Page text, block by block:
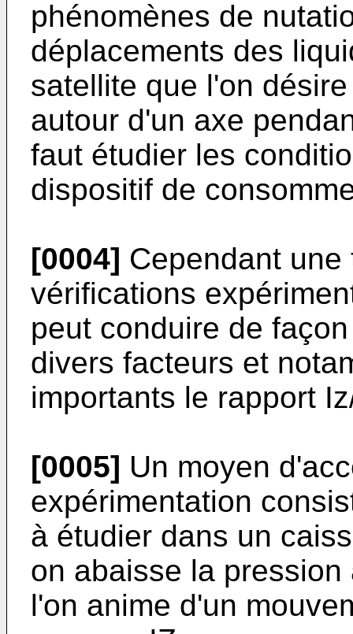
phénomènes de
déplacements des
satellite que l'on
autour d'un axe
faut étudier les
dispositif de
[0004] Cependant
vérifications
peut conduire de
divers facteurs et
importants le rapport
[0005] Un moyen
expérimentation
à étudier dans un
on abaisse la
l'on anime d'un